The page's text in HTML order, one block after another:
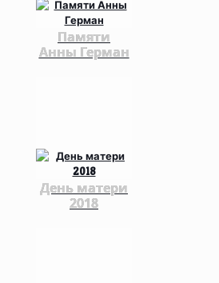
Памяти
Анны Герман
День матери
2018